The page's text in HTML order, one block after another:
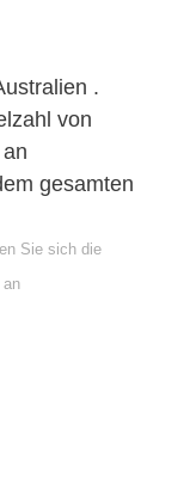
.
von
gesamten
Sie sich die
an